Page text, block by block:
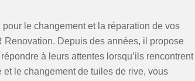
le changement et la réparation de vos
Depuis des années, il propose
à leurs attentes lorsqu’ils rencontrent
le changement de tuiles de rive, vous